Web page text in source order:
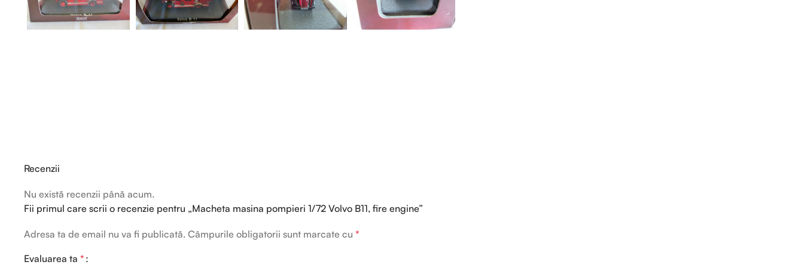
Recenzii
Nu există recenzii până acum.
Fii primul care scrii o recenzie pentru „Macheta masina pompieri 1/72 Volvo B11, fire engine”
Adresa ta de email nu va fi publicată. Câmpurile obligatorii sunt marcate cu *
Evaluarea ta *